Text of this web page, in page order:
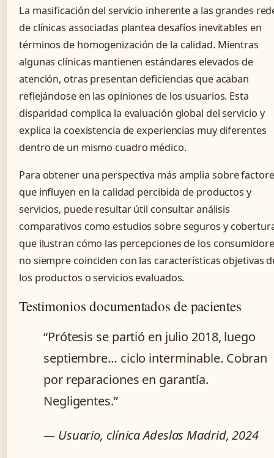
La masificación del servicio inherente a las grandes
de clínicas associadas plantea desafíos inevitables en
términos de homogenización de la calidad. Mientras
algunas clínicas mantienen estándares elevados de
atención, otras presentan deficiencias que acaban
reflejándose en las opiniones de los usuarios. Esta
disparidad complica la evaluación global del servicio y
explica la coexistencia de experiencias muy diferentes
dentro de un mismo cuadro médico.
Para obtener una perspectiva más amplia sobre
que influyen en la calidad percibida de productos y
servicios, puede resultar útil consultar análisis
comparativos como estudios sobre seguros y
que ilustran cómo las percepciones de los
no siempre coinciden con las características objetivas
los productos o servicios evaluados.
Testimonios documentados de pacientes
“Prótesis se partió en julio 2018, luego
septiembre… ciclo interminable. Cobran
por reparaciones en garantía.
Negligentes.”
— Usuario, clínica Adeslas Madrid, 2024